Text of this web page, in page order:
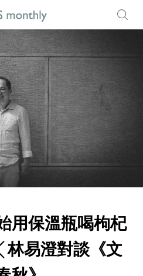
用保溫瓶喝枸杞
易澄對談《文